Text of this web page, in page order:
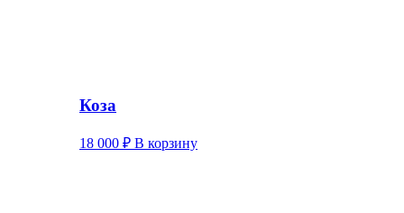
Коза
18 000 ₽ В корзину